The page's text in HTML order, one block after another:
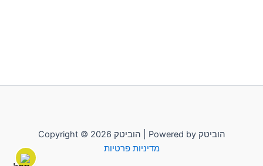
Copyright © 2026 הוביטק | Powered by הוביטק
מדיניות פרטיות